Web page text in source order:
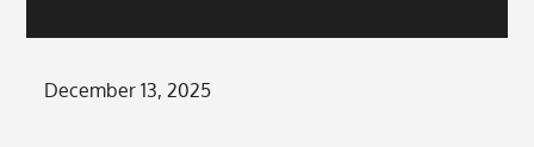
Posted
December 13, 2025